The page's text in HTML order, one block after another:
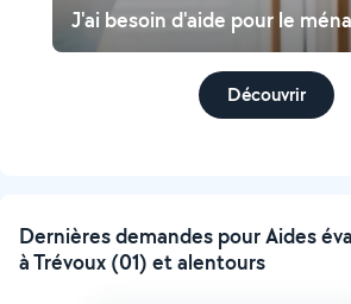
J'ai besoin d'aide pour le
Découvrir
Dernières demandes pour Aides
à Trévoux (01) et alentours